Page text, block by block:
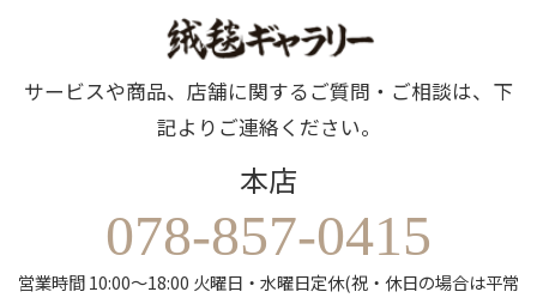
サービスや商品、店舗に関するご質問・ご相談は、下
記よりご連絡ください。
本店
078-857-0415
営業時間 10:00～18:00 火曜日・水曜日定休(祝・休日の場合は平常